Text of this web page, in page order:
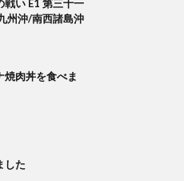
戦い E1 第三十一
州沖/南西諸島沖
焼肉丼を食べま
した